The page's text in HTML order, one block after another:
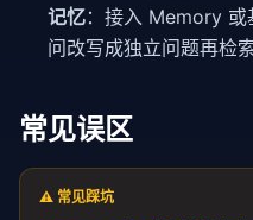
记忆：接入 Memory
问改写成独立问题再检
常见误区
⚠️ 常见踩坑